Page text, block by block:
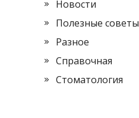
Новости
Полезные советы
Разное
Справочная
Стоматология